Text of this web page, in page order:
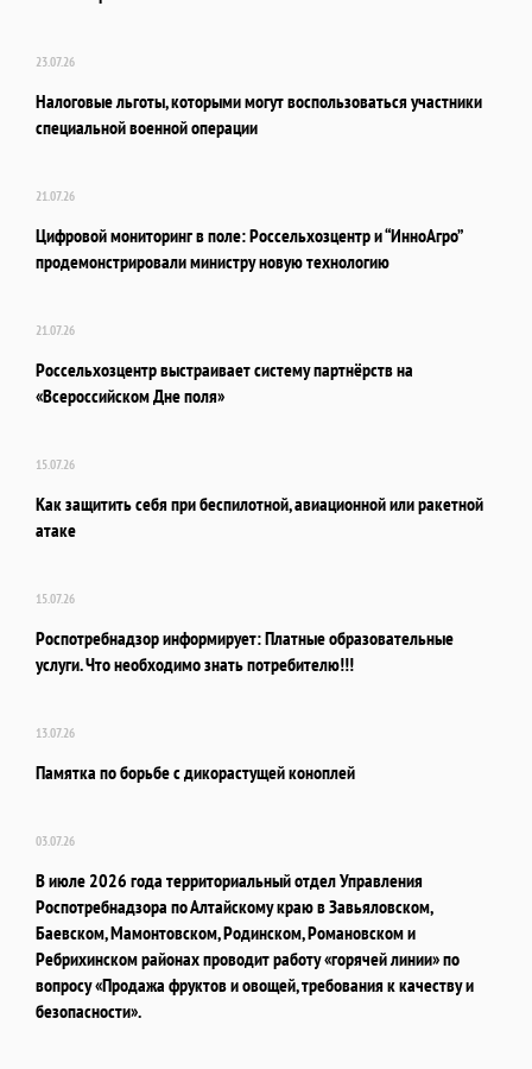
23.07.26
Налоговые льготы, которыми могут воспользоваться участники
специальной военной операции
21.07.26
Цифровой мониторинг в поле: Россельхозцентр и “ИнноАгро”
продемонстрировали министру новую технологию
21.07.26
Россельхозцентр выстраивает систему партнёрств на
«Всероссийском Дне поля»
15.07.26
Как защитить себя при беспилотной, авиационной или ракетной
атаке
15.07.26
Роспотребнадзор информирует: Платные образовательные
услуги. Что необходимо знать потребителю!!!
13.07.26
Памятка по борьбе с дикорастущей коноплей
03.07.26
В июле 2026 года территориальный отдел Управления
Роспотребнадзора по Алтайскому краю в Завьяловском,
Баевском, Мамонтовском, Родинском, Романовском и
Ребрихинском районах проводит работу «горячей линии» по
вопросу «Продажа фруктов и овощей, требования к качеству и
безопасности».